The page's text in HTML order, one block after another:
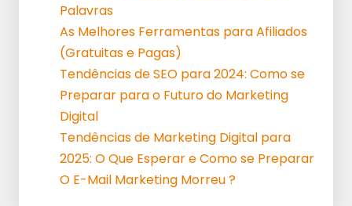
Palavras
As Melhores Ferramentas para Afiliados
(Gratuitas e Pagas)
Tendências de SEO para 2024: Como se
Preparar para o Futuro do Marketing
Digital
Tendências de Marketing Digital para
2025: O Que Esperar e Como se Preparar
O E-Mail Marketing Morreu ?